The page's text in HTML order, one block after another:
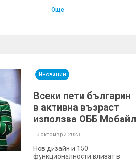
Още
Иновации
Всеки пети българин
в активна възраст
използва ОББ Мобайл
13 октомври 2023
Нов дизайн и 150
функционалности влизат в